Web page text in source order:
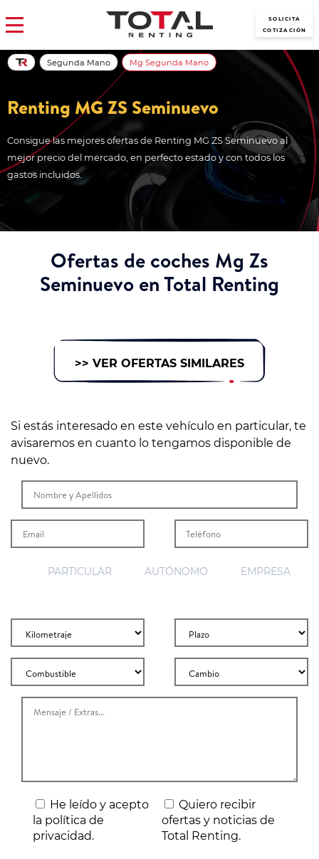
SOLICITA
COTIZACIÓN
Renting MG ZS Seminuevo
Consigue las mejores ofertas de Renting MG ZS Seminuevo al
mejor precio del mercado, en perfecto estado y con todos los
gastos incluidos.
Segunda Mano Mg Segunda Mano
Ofertas de coches Mg Zs
Seminuevo en Total Renting
>> VER OFERTAS SIMILARES
Si estás interesado en este vehículo en particular, te
avisaremos en cuanto lo tengamos disponible de
nuevo.
PARTICULAR AUTÓNOMO EMPRESA
He leído y acepto
la política de
privacidad.
Quiero recibir
ofertas y noticias de
Total Renting.